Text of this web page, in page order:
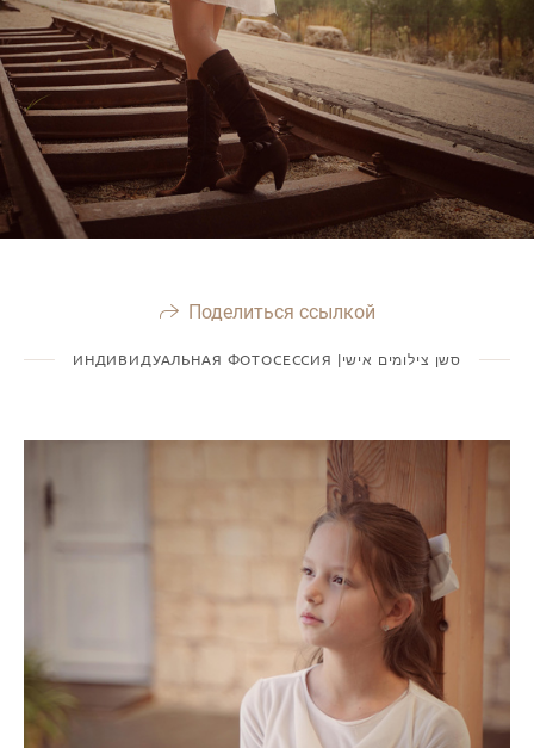
Поделиться ссылкой
ИНДИВИДУАЛЬНАЯ ФОТОСЕССИЯ |סשן צילומים אישי